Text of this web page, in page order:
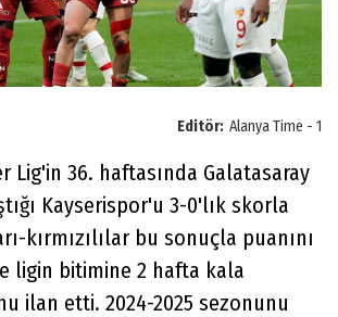
Editör: Alanya Time - 1
Lig'in 36. haftasında Galatasaray
Kayserispor'u 3-0'lık skorla
kırmızılılar bu sonuçla puanını
ligin bitimine 2 hafta kala
ilan etti. 2024-2025 sezonunu